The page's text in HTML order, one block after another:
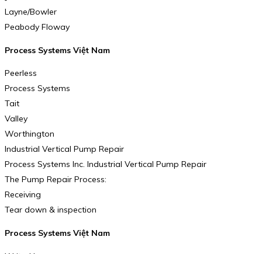
Layne/Bowler
Peabody Floway
Process Systems Việt Nam
Peerless
Process Systems
Tait
Valley
Worthington
Industrial Vertical Pump Repair
Process Systems Inc. Industrial Vertical Pump Repair
The Pump Repair Process:
Receiving
Tear down & inspection
Process Systems Việt Nam